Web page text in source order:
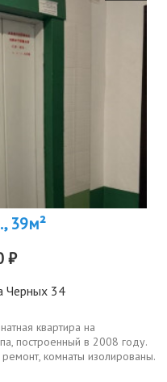
39м²
₽
Черных 34
квартира на
построенный в 2008 году.
комнаты изолированы.